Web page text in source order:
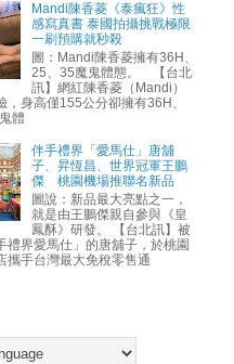
Mandi陳香菱《泰瘋狂》性
感寫真書 泰國拍攝挑戰極限
一刷預購就秒殺
圖：Mandi陳香菱擁有36H、
25、35魔鬼體態。 【台北
訊】網紅陳香菱（Mandi）
，身高僅155公分卻擁有36H、
體
伴手禮界「愛馬仕」唐舖
子、昇恆昌、世界冠軍王鵬
傑 桃園機場推聯名新品
圖說：新品最大亮點之一，
就是由王鵬傑親自參與《皇
鳳酥》研發。 【台北訊】被
禮界愛馬仕」的唐舖子，於桃園
攜手台灣最大免稅零售通